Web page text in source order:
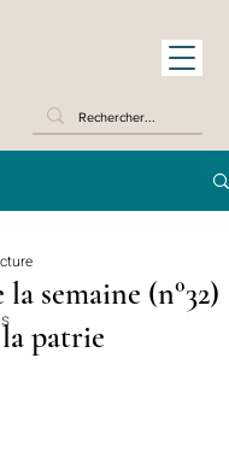
semaine (n°32)
patrie